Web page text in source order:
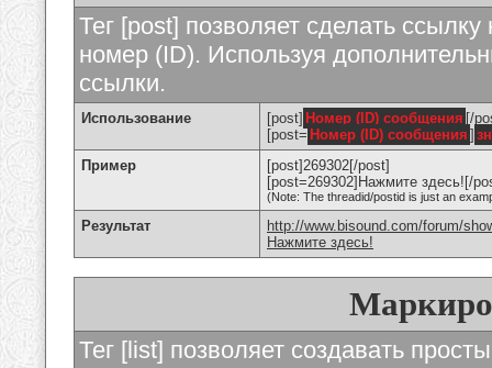
Тег [post] позволяет сделать
номер (ID). Используя
ссылки.
Использование [post] Номер (ID) сообщения [/
[post= Номер (ID) сообщения ]
Пример
[post]269302[/post]
[post=269302]Нажмите здесь![/
(Note: The threadid/postid is just an
Результат
http://www.bisound.com/forum/
Нажмите здесь!
Тег [list] позволяет создавать